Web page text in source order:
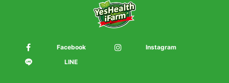
Facebook
Instagram
LINE